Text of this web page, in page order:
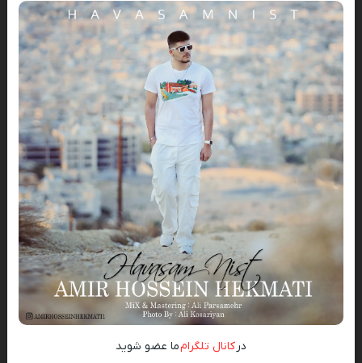
در کانال تلگرامما عضو شوید